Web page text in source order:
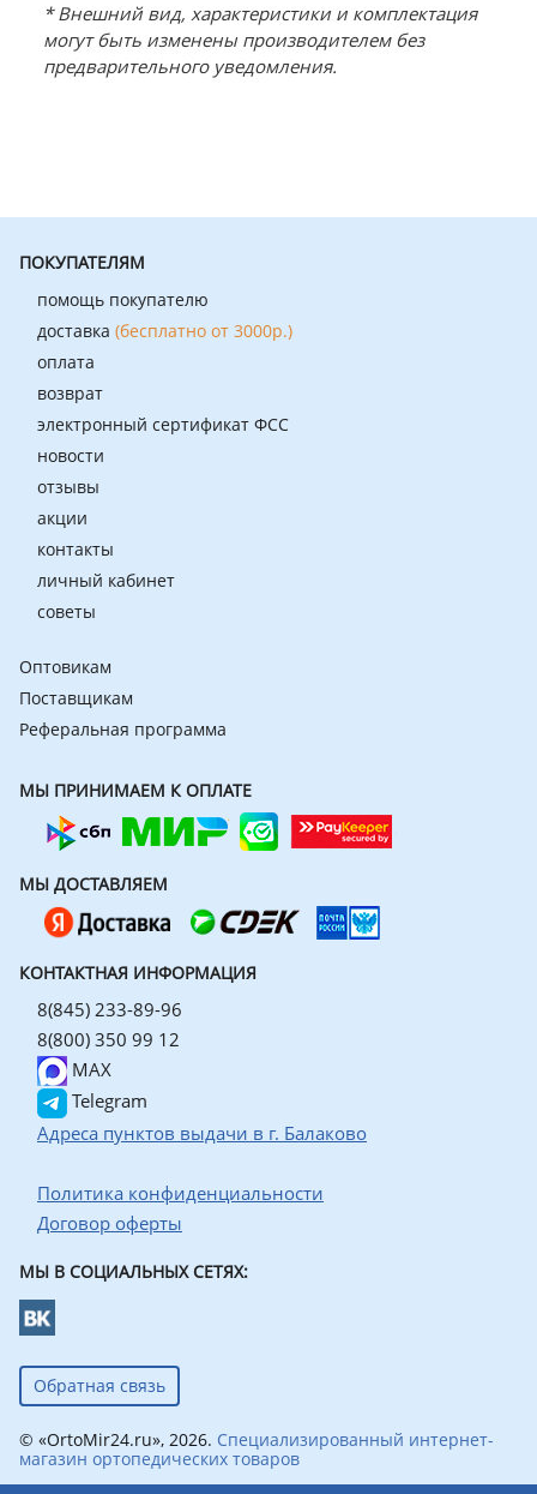
* Внешний вид, характеристики и комплектация
могут быть изменены производителем без
предварительного уведомления.
ПОКУПАТЕЛЯМ
помощь покупателю
доставка (бесплатно от 3000р.)
оплата
возврат
электронный сертификат ФСС
новости
отзывы
акции
контакты
личный кабинет
советы
Оптовикам
Поставщикам
Реферальная программа
МЫ ПРИНИМАЕМ К ОПЛАТЕ
МЫ ДОСТАВЛЯЕМ
КОНТАКТНАЯ ИНФОРМАЦИЯ
8(845) 233-89-96
8(800) 350 99 12
MAX
Telegram
Адреса пунктов выдачи в г. Балаково
Политика конфиденциальности
Договор оферты
МЫ В СОЦИАЛЬНЫХ СЕТЯХ:
Обратная связь
© «OrtoMir24.ru», 2026. Специализированный интернет-
магазин ортопедических товаров